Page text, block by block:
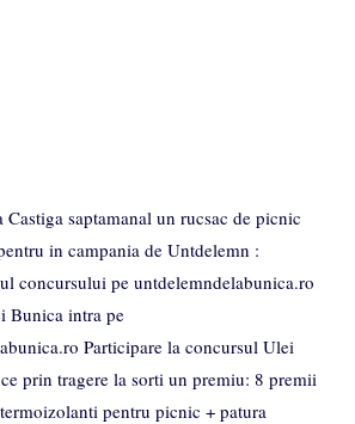
saptamanal un rucsac de picnic
in campania de Untdelemn :
concursului pe untdelemndelabunica.ro
Bunica intra pe
Participare la concursul Ulei
prin tragere la sorti un premiu: 8 premii
pentru picnic + patura